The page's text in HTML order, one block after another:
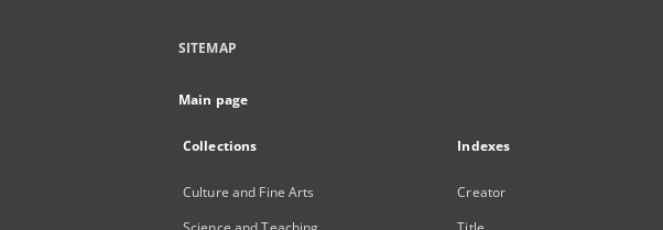
SITEMAP
Main page
Collections
Culture and Fine Arts
Indexes
Creator